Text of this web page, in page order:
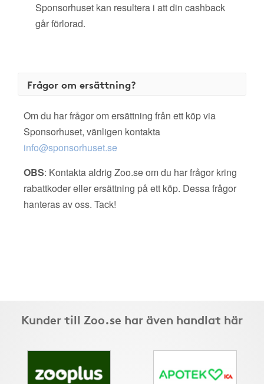
Sponsorhuset kan resultera i att din cashback
går förlorad.
Frågor om ersättning?
Om du har frågor om ersättning från ett köp via
Sponsorhuset, vänligen kontakta
info@sponsorhuset.se
OBS: Kontakta aldrig Zoo.se om du har frågor kring
rabattkoder eller ersättning på ett köp. Dessa frågor
hanteras av oss. Tack!
Kunder till Zoo.se har även handlat här